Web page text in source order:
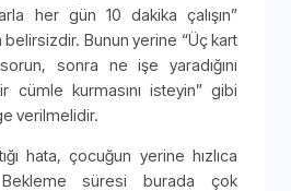
her gün 10 dakika çalışın”
Bunun yerine “Üç kart
sonra ne işe yaradığını
cümle kurmasını isteyin” gibi
verilmelidir.
hata, çocuğun yerine hızlıca
süresi burada çok